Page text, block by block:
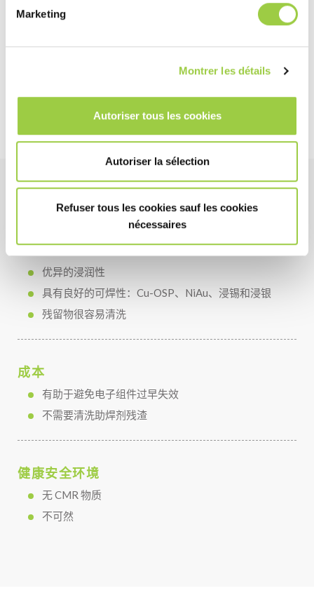
Marketing
Montrer les détails
Autoriser tous les cookies
Autoriser la sélection
Refuser tous les cookies sauf les cookies
nécessaires
我们目前没有Greenway替代品，但我们的目标是在不久的将
表现
优异的浸润性
具有良好的可焊性：Cu-OSP、NiAu、浸锡和浸银
残留物很容易清洗
成本
有助于避免电子组件过早失效
不需要清洗助焊剂残渣
健康安全环境
无 CMR 物质
不可然